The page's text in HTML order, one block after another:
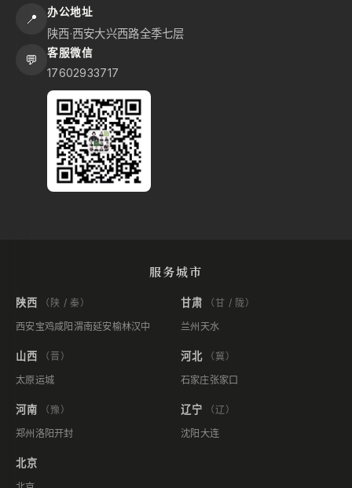
📍 办公地址
陕西·西安大兴西路全季七层
💬 客服微信
17602933717
服务城市
陕西
（陕 / 秦）
西安宝鸡咸阳 渭南延安榆林汉中
甘肃
（甘 / 陇）
兰州 天水
山西
（晋）
太原运城
河北
（冀）
石家庄张家口
河南
（豫）
郑州 洛阳开封
辽宁
（辽）
沈阳 大连
北京